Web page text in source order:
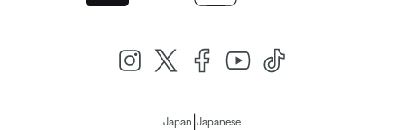
Japan Japanese